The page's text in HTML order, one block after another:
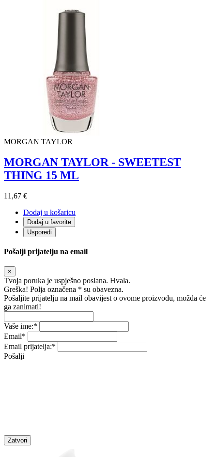
MORGAN TAYLOR
MORGAN TAYLOR - SWEETEST
THING 15 ML
11,67 €
Dodaj u košaricu
Dodaj u favorite
Usporedi
Pošalji prijatelju na email
×
Tvoja poruka je uspješno poslana. Hvala.
Greška! Polja označena * su obavezna.
Pošaljite prijatelju na mail obavijest o ovome proizvodu, možda će
ga zanimati!
Vaše ime:*
Email*
Email prijatelja:*
Pošalji
Zatvori